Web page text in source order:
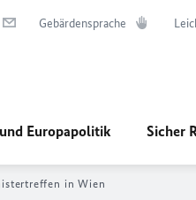
Gebärdensprache
Europapolitik Sicher
in Wien